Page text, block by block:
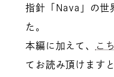
指針「Nava」の世
た。
本編に加えて、
こ
てお読み頂けます